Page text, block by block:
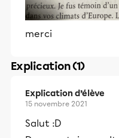
merci
Explication (1)
Explication d’élève
15 novembre 2021
Salut :D